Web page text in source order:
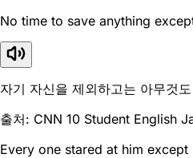
No time to save anything
자기 자신을 제외하고는 아무것
출처: CNN 10 Student English
Every one stared at him except